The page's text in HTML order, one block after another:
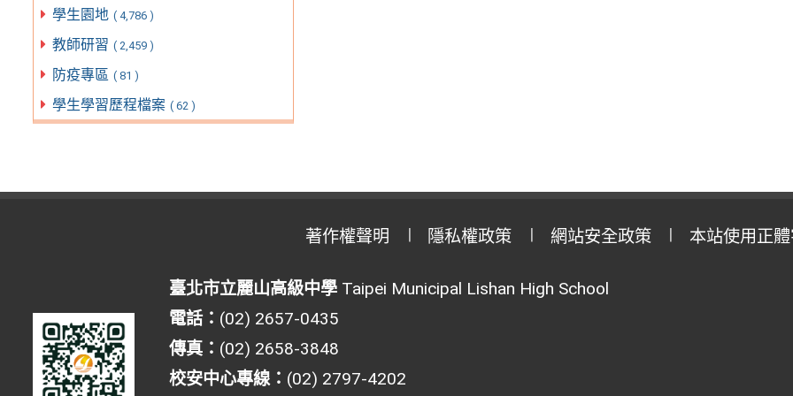
學生園地 ( 4,786 )
教師研習 ( 2,459 )
防疫專區 ( 81 )
學生學習歷程檔案 ( 62 )
著作權聲明 隱私權政策 網站安全政策 本站使用正
臺北市立麗山高級中學Taipei Municipal Lishan High School
電話： (02) 2657-0435
傳真： (02) 2658-3848
校安中心專線： (02) 2797-4202